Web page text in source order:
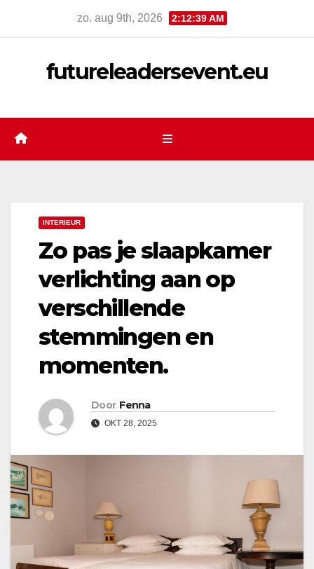
zo. aug 9th, 2026 2:12:40 AM
futureleadersevent.eu
INTERIEUR
Zo pas je slaapkamer
verlichting aan op
verschillende
stemmingen en
momenten.
Door Fenna
OKT 28, 2025